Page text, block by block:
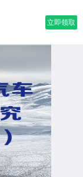
立即领取